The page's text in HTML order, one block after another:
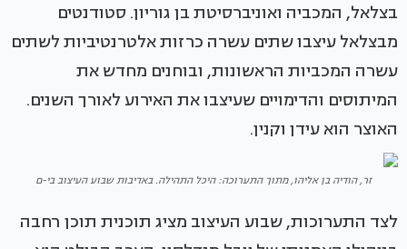
בצלאל, המכביה ואוניברסיטת בן גוריון. סטודנטים
מבצלאל עיצבו שתים עשרה כרזות אלטרנטיביות לשתים
עשרה המכביות הראשונות, ובוחנים מחדש את
המיתוסים והדימויים שעיצבו את האירוע לאורך השנים.
האוצר הוא עידן וקנין.
זר, הודיה בן אליהו, מתוך התערוכה: היכל התהילה. באדיבות שבוע העיצוב בי-ם
לצד התערוכות, שבוע העיצוב מציג תוכנית תוכן רחבה